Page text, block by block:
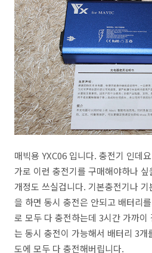
매빅용 YXC06 입니다. 충전기 인데
가로 이런 충전기를 구매해야하나
개정도 쓰실겁니다. 기본충전기나
을 하면 동시 충전은 안되고 배터리
로 모두 다 충전하는데 3시간 가까이
는 동시 충전이 가능해서 배터리 3개
도에 모두 다 충전해버립니다.